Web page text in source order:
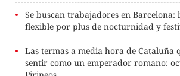
Se buscan trabajadores en
flexible por plus de nocturnidad y
Las termas a media hora de Cataluña
sentir como un emperador romano: